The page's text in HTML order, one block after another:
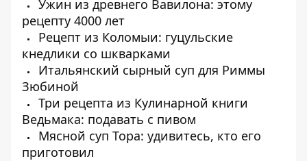
Ужин из древнего Вавилона: этому
рецепту 4000 лет
Рецепт из Коломыи: гуцульские
кнедлики со шкварками
Итальянский сырный суп для Риммы
Зюбиной
Три рецепта из Кулинарной книги
Ведьмака: подавать с пивом
Мясной суп Тора: удивитесь, кто его
приготовил